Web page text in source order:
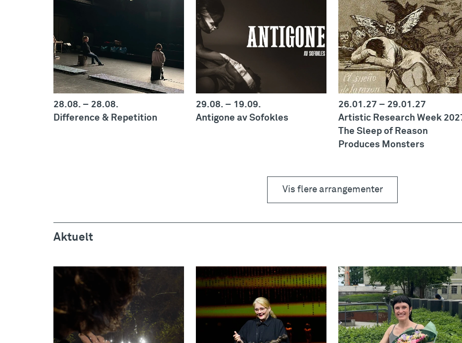
28.08. – 28.08.
Difference & Repetition
29.08. – 19.09.
Antigone av Sofokles
26.01.27 – 29.01.27
Artistic Research Week
The Sleep of Reason
Produces Monsters
Vis flere arrangementer
Aktuelt